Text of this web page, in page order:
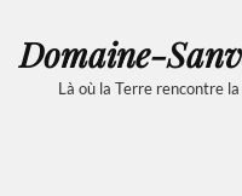
Domaine-
Là où la Terre rencontre